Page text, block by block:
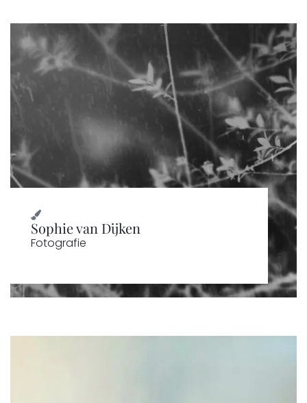
Sophie van Dijken
Fotografie